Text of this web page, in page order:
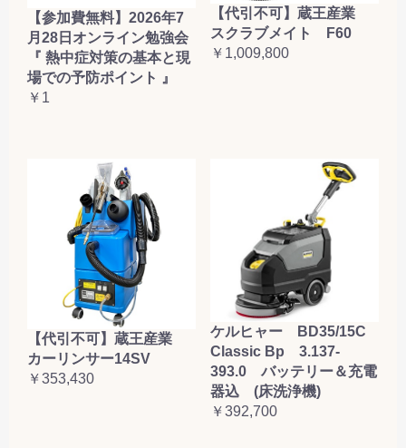
【参加費無料】2026年7
月28日オンライン勉強会
『 熱中症対策の基本と現
場での予防ポイント 』
￥1
【代引不可】蔵王産業
スクラブメイト F60
￥1,009,800
【代引不可】蔵王産業
カーリンサー14SV
￥353,430
ケルヒャー BD35/15C
Classic Bp 3.137-
393.0 バッテリー＆充電
器込 (床洗浄機)
￥392,700